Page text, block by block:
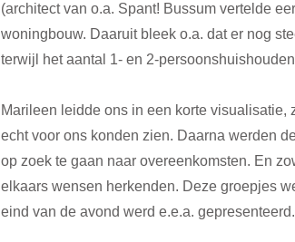
(architect van o.a. Spant! Bussum vertelde
woningbouw. Daaruit bleek o.a. dat er nog
terwijl het aantal 1- en 2-
Marileen leidde ons in een korte
echt voor ons konden zien. Daarna werden
op zoek te gaan naar overeenkomsten. En
elkaars wensen herkenden. Deze groepjes
eind van de avond werd e.e.a. gepresenteerd.